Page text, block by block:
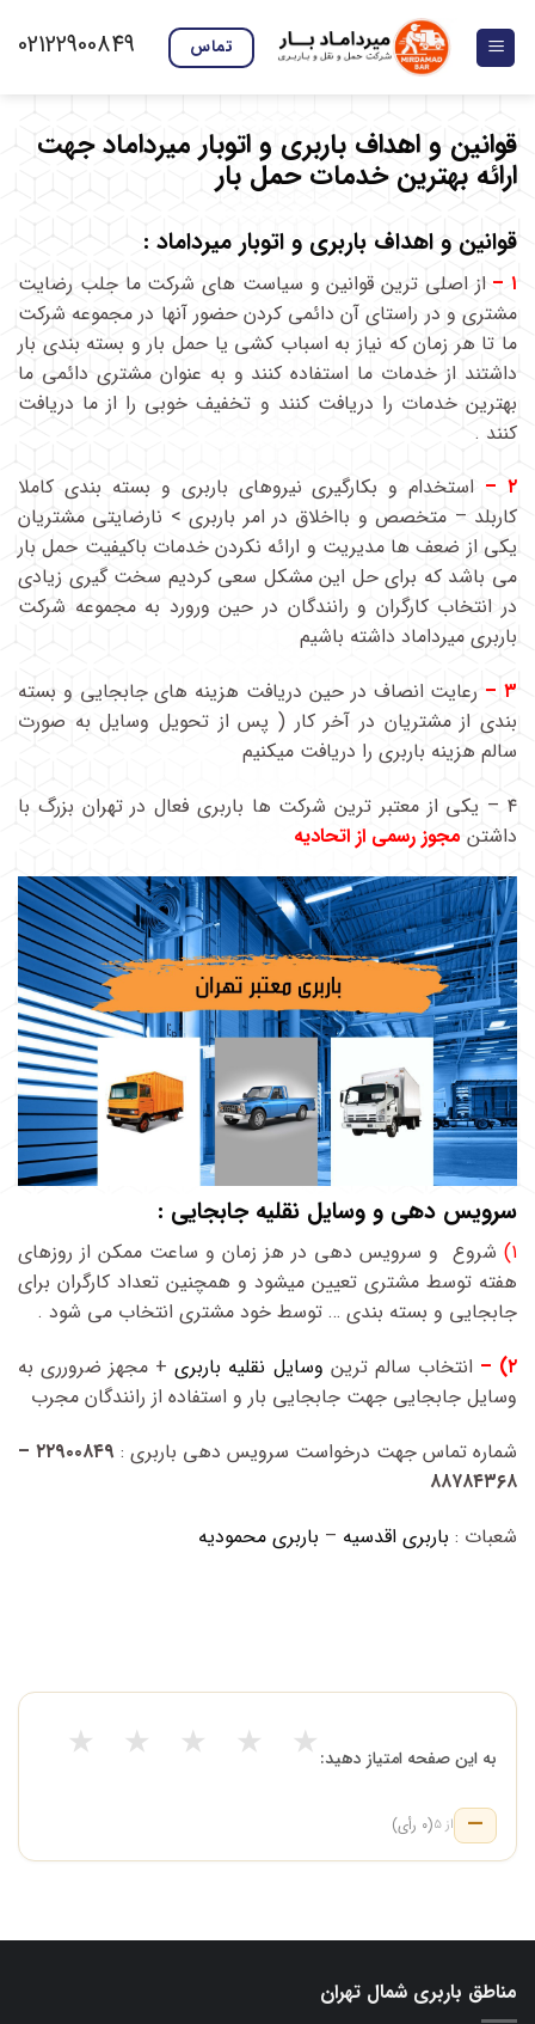
content
تماس 02122900849
قوانین و اهداف باربری و اتوبار میرداماد جهت
ارائه بهترین خدمات حمل بار
قوانین و اهداف باربری و اتوبار میرداماد :
۱ –
از اصلی ترین قوانین و سیاست های شرکت ما جلب رضایت
مشتری و در راستای آن دائمی کردن حضور آنها در مجموعه شرکت
ما تا هر زمان که نیاز به اسباب کشی یا حمل بار و بسته بندی بار
داشتند از خدمات ما استفاده کنند و به عنوان مشتری دائمی ما
بهترین خدمات را دریافت کنند و تخفیف خوبی را از ما دریافت
کنند .
۲ –
استخدام و بکارگیری نیروهای باربری و بسته بندی کاملا
کاربلد – متخصص و بااخلاق در امر باربری > نارضایتی مشتریان
یکی از ضعف ها مدیریت و ارائه نکردن خدمات باکیفیت حمل بار
می باشد که برای حل این مشکل سعی کردیم سخت گیری زیادی
در انتخاب کارگران و رانندگان در حین ورورد به مجموعه شرکت
باربری میرداماد داشته باشیم
۳ –
رعایت انصاف در حین دریافت هزینه های جابجایی و بسته
بندی از مشتریان در آخر کار ( پس از تحویل وسایل به صورت
سالم هزینه باربری را دریافت میکنیم
۴ – یکی از معتبر ترین شرکت ها باربری فعال در تهران بزرگ با
داشتن مجوز رسمی از اتحادیه
سرویس دهی و وسایل نقلیه جابجایی :
۱) شروع و سرویس دهی در هز زمان و ساعت ممکن از روزهای
هفته توسط مشتری تعیین میشود و همچنین تعداد کارگران برای
جابجایی و بسته بندی … توسط خود مشتری انتخاب می شود .
۲) –
انتخاب سالم ترین وسایل نقلیه باربری+ مجهز ضرورری به
وسایل جابجایی جهت جابجایی بار و استفاده از رانندگان مجرب
شماره تماس جهت درخواست سرویس دهی باربری :
۲۲۹۰۰۸۴۹ –
۸۸۷۸۴۳۶۸
شعبات : باربری اقدسیه – باربری محمودیه
به این صفحه امتیاز دهید: ★ ★ ★ ★ ★
— از ۵ (۰ رأی)
مناطق باربری شمال تهران